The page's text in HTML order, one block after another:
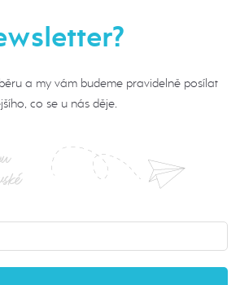
a my vám budeme pravidelně posílat
co se u nás děje.